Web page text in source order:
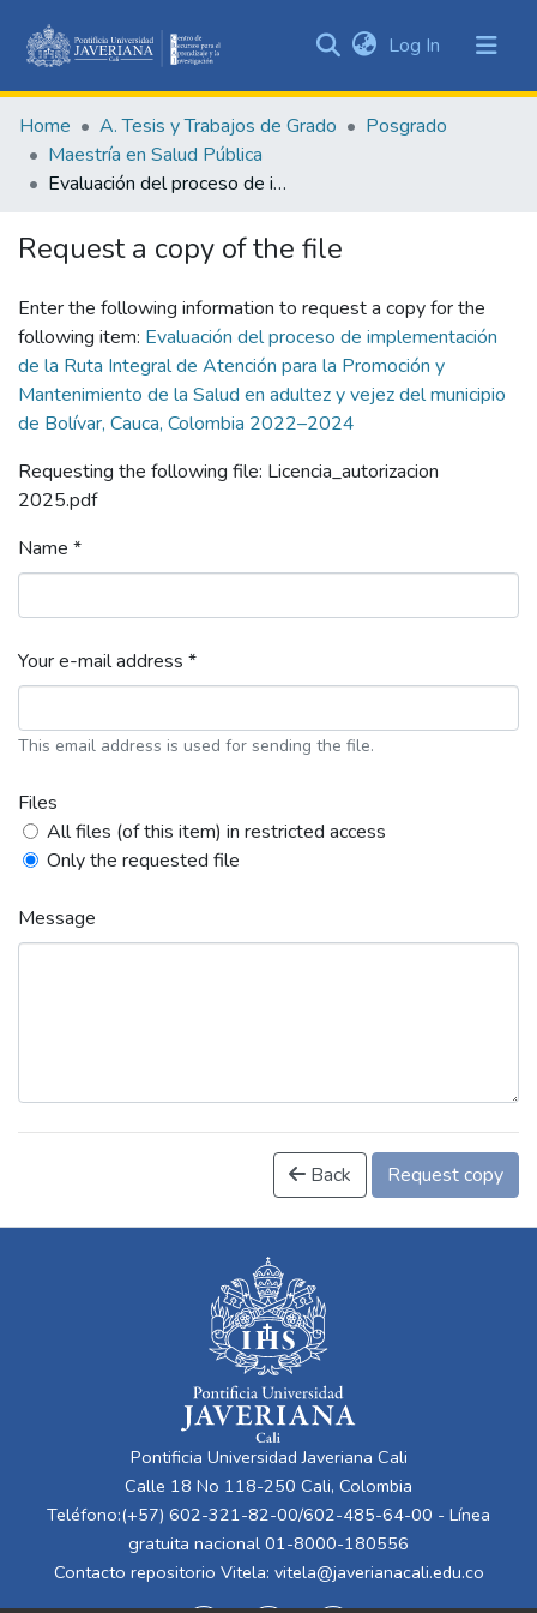
&
Collections
All of DSpace
Statistics
Log In (current)
Home A. Tesis y Trabajos de Grado
Posgrado
Maestría en Salud Pública
Evaluación del proceso de implementación de la Ruta Integral de Atención para la Promoción y Mantenimiento de la Salud en adultez y vejez del municipio de Bolívar, Cauca, Colombia 2022–2024
Request a copy of the file
Enter the following information to request a copy for the
following item: Evaluación del proceso de implementación
de la Ruta Integral de Atención para la Promoción y
Mantenimiento de la Salud en adultez y vejez del municipio
de Bolívar, Cauca, Colombia 2022–2024
Requesting the following file: Licencia_autorizacion
2025.pdf
Name *
Your e-mail address *
This email address is used for sending the file.
Files
All files (of this item) in restricted access
Only the requested file
Message
Back Request copy
Pontificia Universidad Javeriana Cali
Calle 18 No 118-250 Cali, Colombia
Teléfono:(+57) 602-321-82-00/602-485-64-00 - Línea
gratuita nacional 01-8000-180556
Contacto repositorio Vitela: vitela@javerianacali.edu.co